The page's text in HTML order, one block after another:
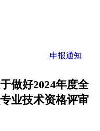
申报通知
做好2024年度全
业技术资格评审